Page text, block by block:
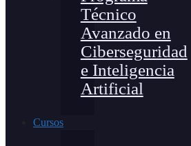
Técnico
Avanzado en
Ciberseguridad
e Inteligencia
Artificial
Cursos